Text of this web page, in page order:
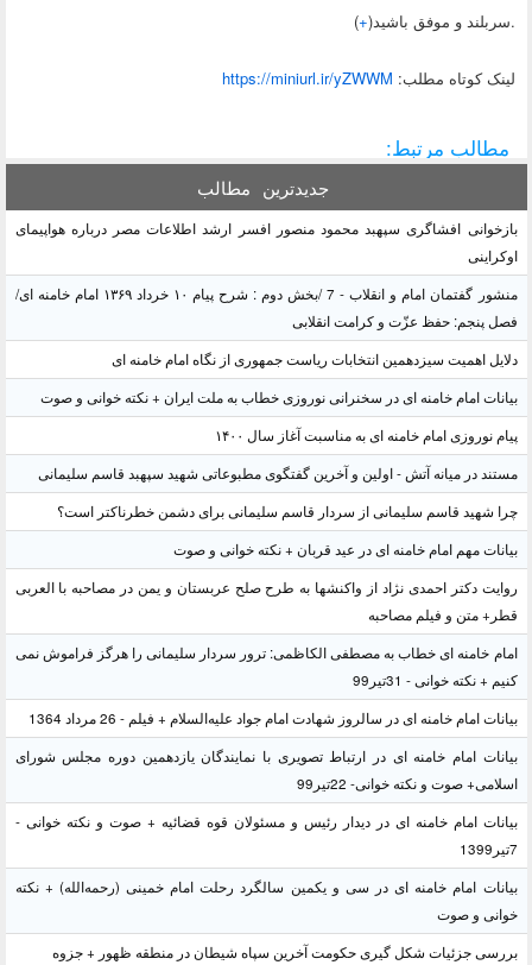
.سربلند و موفق باشید(+
)
لينک کوتاه مطلب: https://miniurl.ir/yZWWM
مطالب مرتبط:
جدیدترین مطالب
بازخوانی افشاگری سپهبد محمود منصور افسر ارشد اطلاعات مصر درباره هواپیمای
اوکراینی
منشور گفتمان امام و انقلاب - 7 /بخش دوم : شرح پیام ۱۰ خرداد ۱۳۶۹ امام خامنه ای/
فصل پنجم: حفظ عزّت و کرامت انقلابی
دلایل اهمیت سیزدهمین انتخابات ریاست جمهوری از نگاه امام خامنه ای
بیانات امام خامنه ای در سخنرانی نوروزی خطاب به ملت ایران + نکته خوانی و صوت
پیام نوروزی امام خامنه ای به مناسبت آغاز سال ۱۴۰۰
مستند در میانه آتش - اولین و آخرین گفتگوی مطبوعاتی شهید سپهبد قاسم سلیمانی
چرا شهید قاسم سلیمانی از سردار قاسم سلیمانی برای دشمن خطرناکتر است؟
بیانات مهم امام خامنه ای در عید قربان + نکته خوانی و صوت
روایت دکتر احمدی نژاد از واکنشها به طرح صلح عربستان و یمن در مصاحبه با العربی
قطر+ متن و فیلم مصاحبه
امام خامنه ای خطاب به مصطفی الکاظمی: ترور سردار سلیمانی را هرگز فراموش نمی
کنیم + نکته خوانی - 31تیر99
بیانات امام خامنه ای در سالروز شهادت امام جواد علیه‌السلام + فیلم - 26 مرداد 1364
بیانات امام خامنه ای در ارتباط تصویری با نمایندگان یازدهمین دوره مجلس شورای
اسلامی+ صوت و نکته خوانی- 22تیر99
بیانات امام خامنه ای در دیدار رئیس و مسئولان قوه قضائیه + صوت و نکته خوانی -
7تیر1399
بیانات امام خامنه ای در سی و یکمین سالگرد رحلت امام خمینی (رحمه‌الله) + نکته
خوانی و صوت
بررسی جزئیات شکل گیری حکومت آخرین سپاه شیطان در منطقه ظهور + جزوه